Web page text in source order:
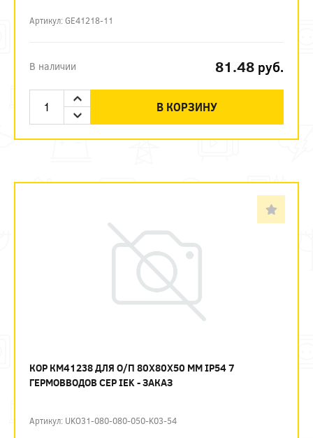
Артикул: GE41218-11
В наличии 81.48 руб.
В КОРЗИНУ
КОР КМ41238 ДЛЯ О/П 80Х80Х50 ММ IP54 7
ГЕРМОВВОДОВ СЕР IEK - ЗАКАЗ
Артикул: UKO31-080-080-050-K03-54